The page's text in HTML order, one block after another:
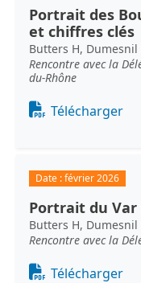
Portrait des
et chiffres clés
Butters H, Dumesnil
Rencontre avec la
du-Rhône
Document
Télécharger
Date :février 2026
Portrait du
Butters H, Dumesnil
Rencontre avec la
Document
Télécharger